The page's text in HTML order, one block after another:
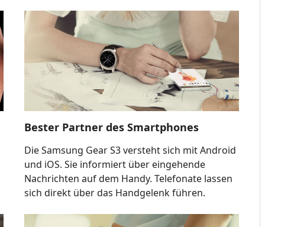
Bester Partner des Smartphones
Die Samsung Gear S3 versteht sich mit Android
und iOS. Sie informiert über eingehende
Nachrichten auf dem Handy. Telefonate lassen
sich direkt über das Handgelenk führen.